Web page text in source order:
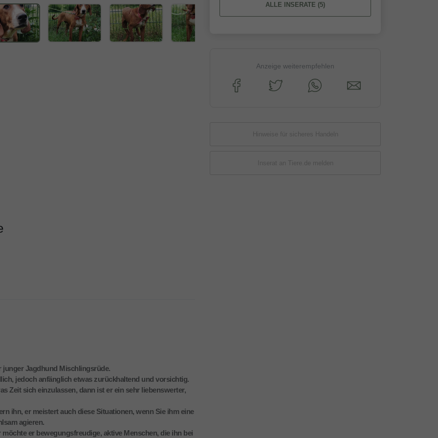
junger Jagdhund Mischlingsrüde.
jedoch anfänglich etwas zurückhaltend und vorsichtig.
Zeit sich einzulassen, dann ist er ein sehr liebenswerter,
ihn, er meistert auch diese Situationen, wenn Sie ihm eine
agieren.
er bewegungsfreudige, aktive Menschen, die ihn bei
ALLE INSERATE (5)
Anzeige weiterempfehlen
Hinweise für sicheres Handeln
Inserat an Tiere.de melden